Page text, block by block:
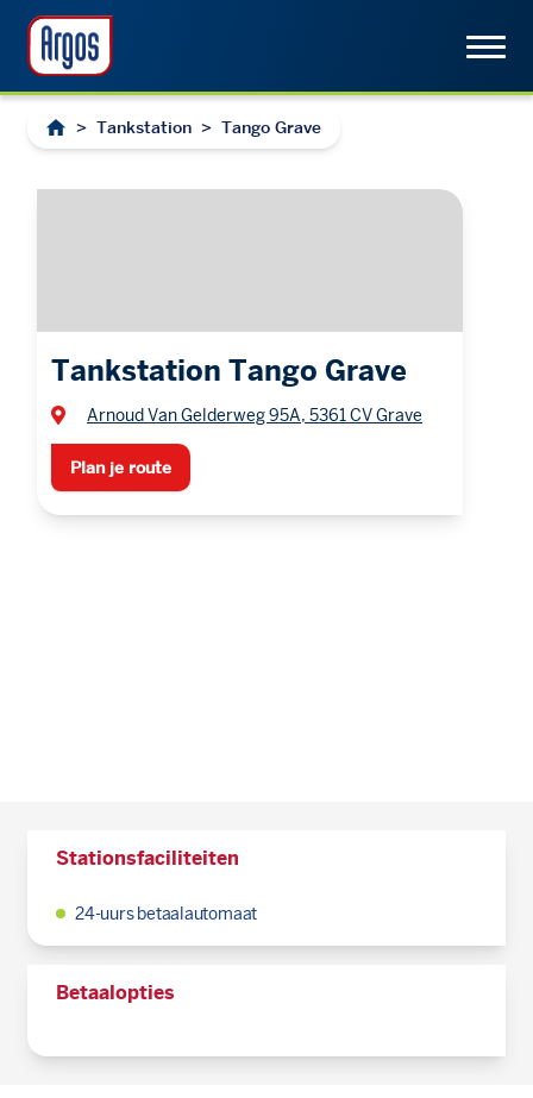
> Tankstation > Tango Grave
Tankstation Tango Grave
Arnoud Van Gelderweg 95A, 5361 CV Grave
Plan je route
Stationsfaciliteiten
24-uurs betaalautomaat
Betaalopties